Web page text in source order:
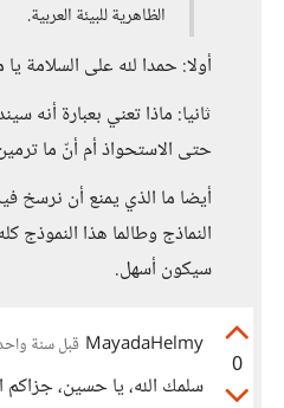
الظاهرية للبيئة العربية.
أولا: حمدا لله على السلامة
ثانيا: ماذا تعني بعبارة أنه
حتى الاستحواذ أم أنّ ما
أيضا ما الذي يمنع أن نرسخ
النماذج وطالما هذا النموذج
سيكون أسهل.
0
MayadaHelmy قبل سنة
سلمك الله، يا حسين، جزاكم